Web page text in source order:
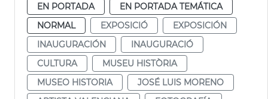
EN PORTADA
EN PORTADA TEMÁTICA
NORMAL
EXPOSICIÓ
EXPOSICIÓN
INAUGURACIÓN
INAUGURACIÓ
CULTURA
MUSEU HISTÒRIA
MUSEO HISTORIA
JOSÉ LUIS MORENO